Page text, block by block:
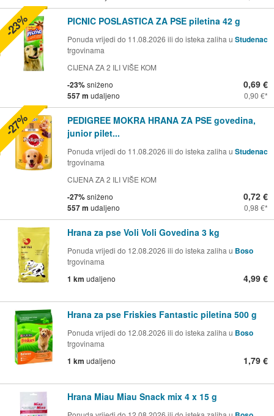
PICNIC POSLASTICA ZA PSE piletina 42 g
Ponuda vrijedi do 11.08.2026 ili do isteka zaliha u Studenac
trgovinama
CIJENA ZA 2 ILI VIŠE KOM
-23%sniženo
557 m udaljeno
0,69 €
0,90 €
-23%
PEDIGREE MOKRA HRANA ZA PSE govedina,
junior pilet...
Ponuda vrijedi do 11.08.2026 ili do isteka zaliha u Studenac
trgovinama
CIJENA ZA 2 ILI VIŠE KOM
-27%sniženo
557 m udaljeno
0,72 €
0,98 €
-27%
Hrana za pse Voli Voli Govedina 3 kg
Ponuda vrijedi do 12.08.2026 ili do isteka zaliha u Boso
trgovinama
1 km udaljeno 4,99 €
Hrana za pse Friskies Fantastic piletina 500 g
Ponuda vrijedi do 12.08.2026 ili do isteka zaliha u Boso
trgovinama
1 km udaljeno 1,79 €
Hrana Miau Miau Snack mix 4 x 15 g